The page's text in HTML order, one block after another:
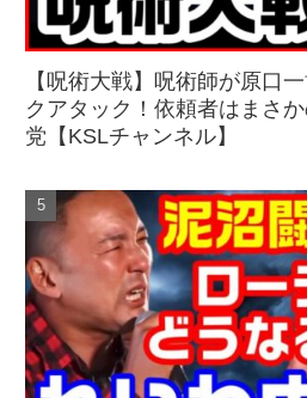
【呪術大戦】呪術師が原口
クアタック！依頼者はまさ
党【KSLチャンネル】